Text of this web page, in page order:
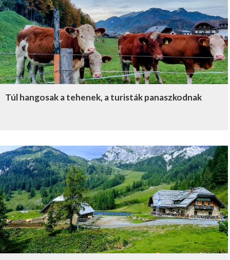
Túl hangosak a tehenek, a turisták panaszkodnak